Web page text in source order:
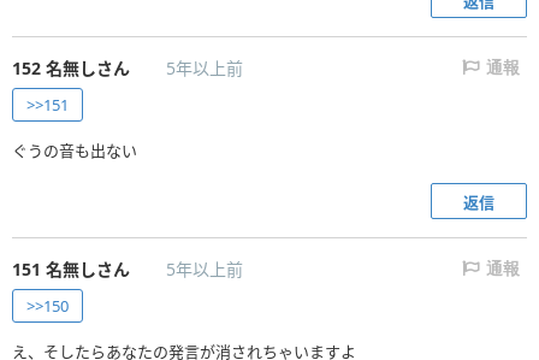
152 名無しさん 5年以上前 通報
>>151
ぐうの音も出ない
返信
151 名無しさん 5年以上前 通報
>>150
え、そしたらあなたの発言が消されちゃいますよ